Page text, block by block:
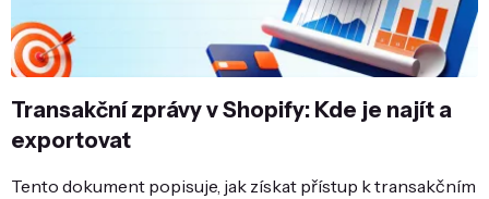
Transakční zprávy v Shopify: Kde je najít a
exportovat
Tento dokument popisuje, jak získat přístup k transakčním